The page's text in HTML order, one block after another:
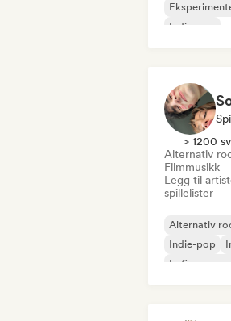
Indie-pop
> 1200
Alternativ
Filmmusikk
Legg til
spillelister
Alternativ
Indie-pop
Lofi-